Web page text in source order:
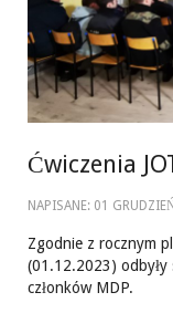
Ćwiczenia
NAPISANE: 01
Zgodnie z rocznym
(01.12.2023) odbyły
członków MDP.